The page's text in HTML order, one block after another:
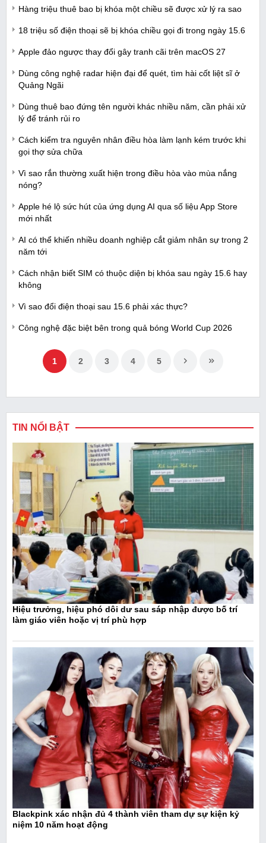
Hàng triệu thuê bao bị khóa một chiều sẽ được xử lý ra sao
18 triệu số điện thoại sẽ bị khóa chiều gọi đi trong ngày 15.6
Apple đảo ngược thay đổi gây tranh cãi trên macOS 27
Dùng công nghệ radar hiện đại để quét, tìm hài cốt liệt sĩ ở
Quảng Ngãi
Dùng thuê bao đứng tên người khác nhiều năm, cần phải xử
lý để tránh rủi ro
Cách kiểm tra nguyên nhân điều hòa làm lạnh kém trước khi
gọi thợ sửa chữa
Vì sao rắn thường xuất hiện trong điều hòa vào mùa nắng
nóng?
Apple hé lộ sức hút của ứng dụng AI qua số liệu App Store
mới nhất
AI có thể khiến nhiều doanh nghiệp cắt giảm nhân sự trong 2
năm tới
Cách nhận biết SIM có thuộc diện bị khóa sau ngày 15.6 hay
không
Vì sao đổi điện thoại sau 15.6 phải xác thực?
Công nghệ đặc biệt bên trong quả bóng World Cup 2026
1 2 3 4 5
TIN NỔI BẬT
Hiệu trưởng, hiệu phó dôi dư sau sáp nhập được bố trí
làm giáo viên hoặc vị trí phù hợp
Blackpink xác nhận đủ 4 thành viên tham dự sự kiện kỷ
niệm 10 năm hoạt động